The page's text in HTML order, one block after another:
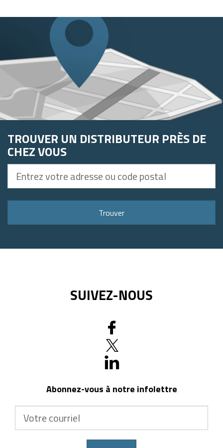
TROUVER UN DISTRIBUTEUR PRÈS DE
CHEZ VOUS
votre
Trouver
SUIVEZ-NOUS
Abonnez-vous à notre infolettre